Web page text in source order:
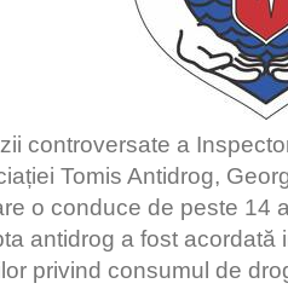
controversate a
Tomis Antidrog,
o conduce de peste 14
antidrog a fost
privind consumul de